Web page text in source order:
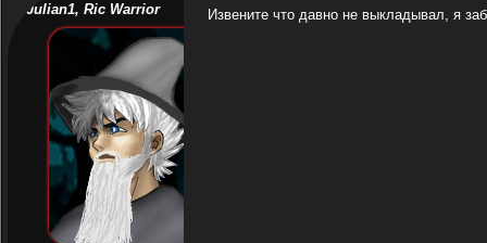
Julian1, Ric Warrior Извените что давно не выкладывал, я